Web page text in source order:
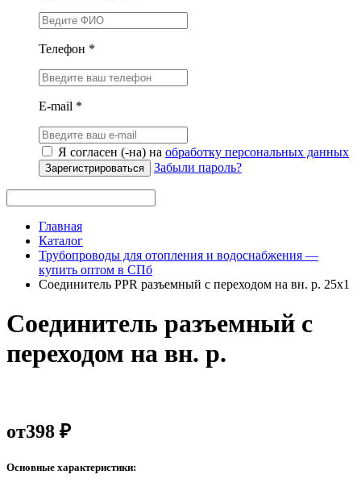
Телефон *
E-mail *
Я согласен (-на) на обработку персональных данных
Зарегистрироваться Забыли пароль?
Главная
Каталог
Трубопроводы для отопления и водоснабжения —
купить оптом в СПб
Соединитель PPR разъемный с переходом на вн. р. 25х1
Соединитель разъемный с
переходом на вн. р.
от398 ₽
Основные характеристики: